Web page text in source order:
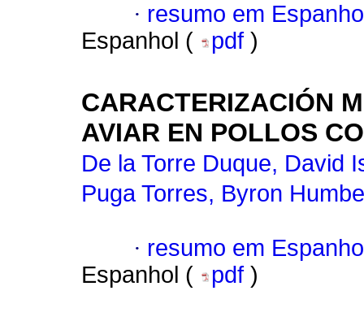
· resumo em
Espanhol (
pdf )
CARACTERIZACIÓN
AVIAR EN POLLOS
De la Torre Duque, David
Puga Torres, Byron
· resumo em
Espanhol (
pdf )